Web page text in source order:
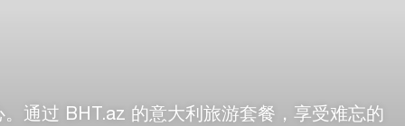
通过 BHT.az 的意大利旅游套餐，享受难忘的